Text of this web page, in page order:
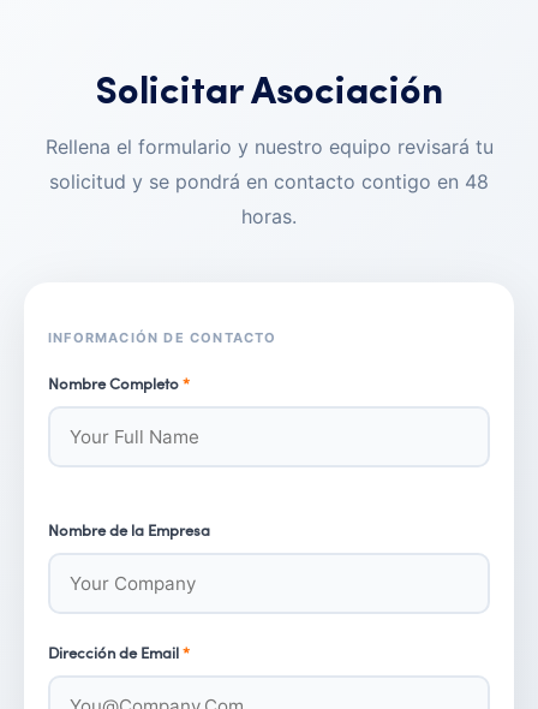
Solicitar Asociación
Rellena el formulario y nuestro equipo revisará tu
solicitud y se pondrá en contacto contigo en 48
horas.
INFORMACIÓN DE CONTACTO
Nombre Completo*
Nombre de la Empresa
Dirección de Email*